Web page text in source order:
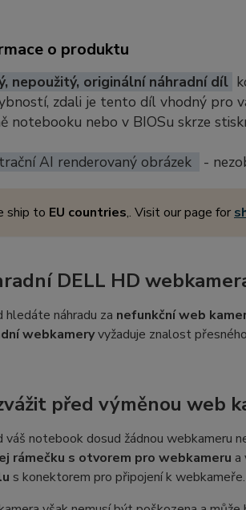
o produktu
nepoužitý, originální náhradní díl
zdali je tento díl vhodný pro
notebooku nebo v BIOSu skrze
AI renderovaný obrázek -
ship to EU countries,. Visit our page for
DELL HD
hledáte náhradu za nefunkční web
webkameryvyžaduje znalost
před výměnou web
váš notebook dosud žádnou webkameru
rámečku s otvorem pro webkameru a
s konektorem pro připojení k webkameře.